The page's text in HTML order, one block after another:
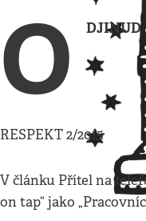
O DJINUD
RESPEKT 2/2015
V článku Přítel na
on tap“ jako